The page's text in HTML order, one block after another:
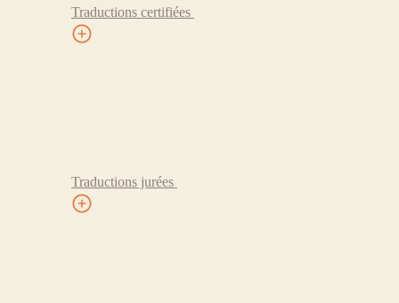
Traductions certifiées
Traductions jurées